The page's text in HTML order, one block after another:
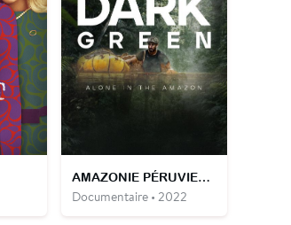
AMAZONIE PÉRUVIENNE Une traversée en solitaire
Documentaire • 2022